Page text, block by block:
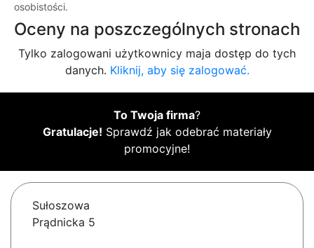
osobistości.
Oceny na poszczególnych stronach
Tylko zalogowani użytkownicy maja dostęp do tych
danych. Kliknij, aby się zalogować.
To Twoja firma?
Gratulacje! Sprawdź jak odebrać materiały
promocyjne!
Sułoszowa
Prądnicka 5